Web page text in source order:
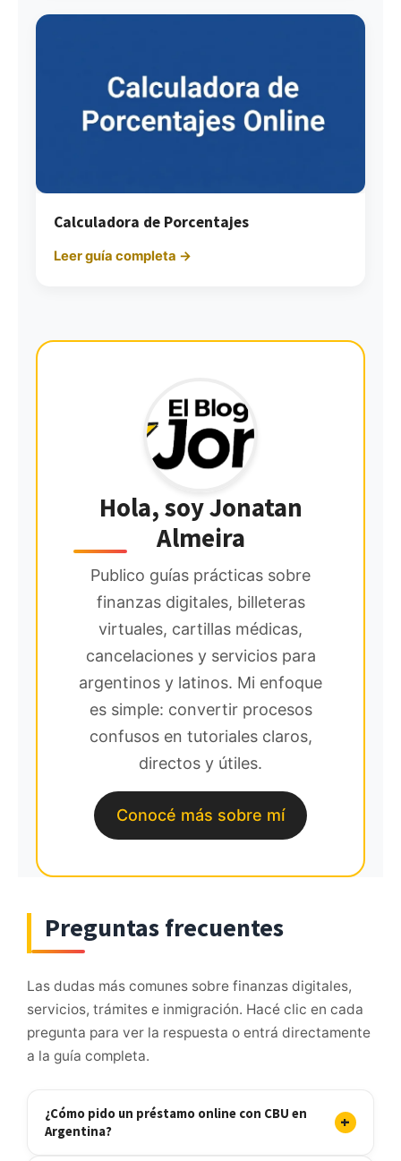
Calculadora de Porcentajes
Leer guía completa →
Hola, soy Jonatan
Almeira
Publico guías prácticas sobre
finanzas digitales, billeteras
virtuales, cartillas médicas,
cancelaciones y servicios para
argentinos y latinos. Mi enfoque
es simple: convertir procesos
confusos en tutoriales claros,
directos y útiles.
Conocé más sobre mí
Preguntas frecuentes
Las dudas más comunes sobre finanzas digitales,
servicios, trámites e inmigración. Hacé clic en cada
pregunta para ver la respuesta o entrá directamente
a la guía completa.
¿Cómo pido un préstamo online con CBU en
Argentina?
+